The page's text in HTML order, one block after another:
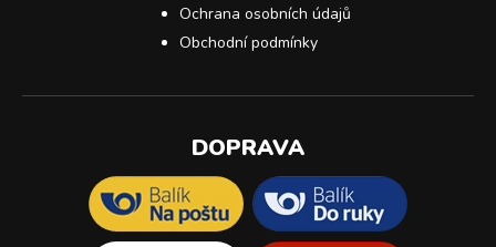
Ochrana osobních údajů
Obchodní podmínky
DOPRAVA